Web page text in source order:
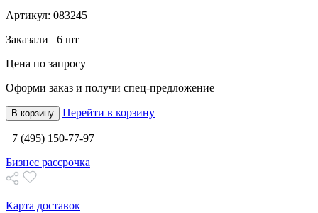
Артикул: 083245
Заказали 6 шт
Цена по запросу
Оформи заказ и получи спец-предложение
В корзину Перейти в корзину
+7 (495) 150-77-97
Бизнес рассрочка
Карта доставок